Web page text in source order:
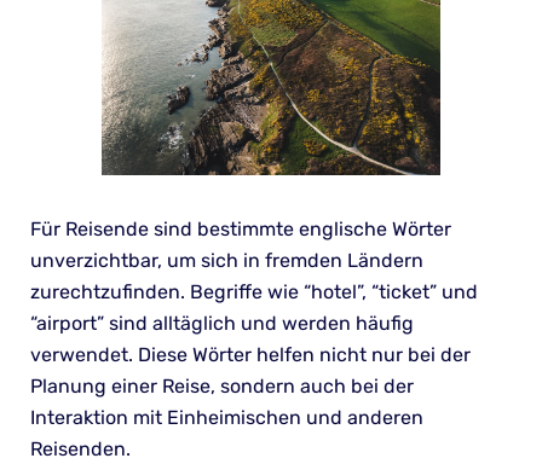
Für Reisende sind bestimmte englische Wörter
unverzichtbar, um sich in fremden Ländern
zurechtzufinden. Begriffe wie “hotel”, “ticket” und
“airport” sind alltäglich und werden häufig
verwendet. Diese Wörter helfen nicht nur bei der
Planung einer Reise, sondern auch bei der
Interaktion mit Einheimischen und anderen
Reisenden.